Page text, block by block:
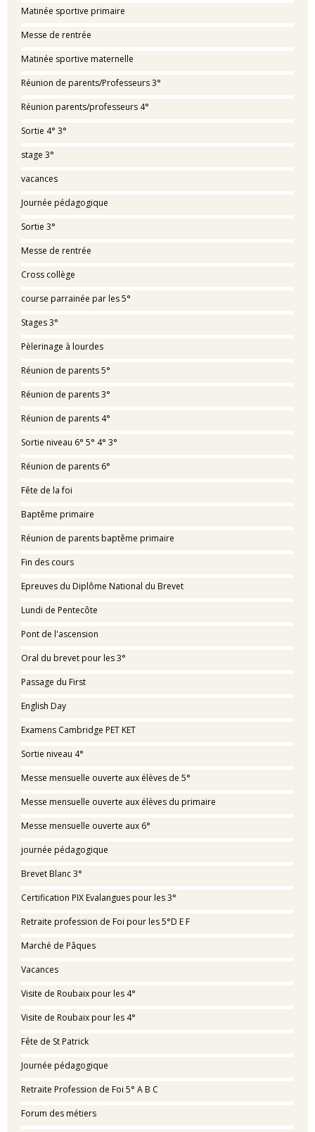
Matinée sportive primaire
Messe de rentrée
Matinée sportive maternelle
Réunion de parents/Professeurs 3°
Réunion parents/professeurs 4°
Sortie 4° 3°
stage 3°
vacances
Journée pédagogique
Sortie 3°
Messe de rentrée
Cross collège
course parrainée par les 5°
Stages 3°
Pèlerinage à lourdes
Réunion de parents 5°
Réunion de parents 3°
Réunion de parents 4°
Sortie niveau 6° 5° 4° 3°
Réunion de parents 6°
Fête de la foi
Baptême primaire
Réunion de parents baptême primaire
Fin des cours
Epreuves du Diplôme National du Brevet
Lundi de Pentecôte
Pont de l'ascension
Oral du brevet pour les 3°
Passage du First
English Day
Examens Cambridge PET KET
Sortie niveau 4°
Messe mensuelle ouverte aux élèves de 5°
Messe mensuelle ouverte aux élèves du primaire
Messe mensuelle ouverte aux 6°
journée pédagogique
Brevet Blanc 3°
Certification PIX Evalangues pour les 3°
Retraite profession de Foi pour les 5°D E F
Marché de Pâques
Vacances
Visite de Roubaix pour les 4°
Visite de Roubaix pour les 4°
Fête de St Patrick
Journée pédagogique
Retraite Profession de Foi 5° A B C
Forum des métiers